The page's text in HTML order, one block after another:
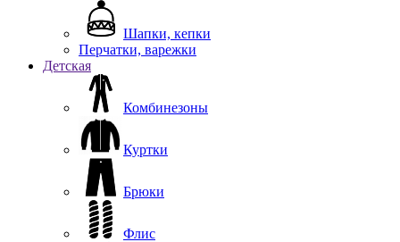
Шапки, кепки
Перчатки, варежки
Детская
Комбинезоны
Куртки
Брюки
Флис